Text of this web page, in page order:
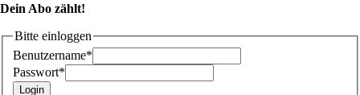
Dein Abo zählt!
Bitte einloggen
Benutzername*
Passwort*